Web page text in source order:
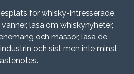
för whisky-intresserade.
läsa om whiskynyheter,
och mässor, läsa de
och sist men inte minst